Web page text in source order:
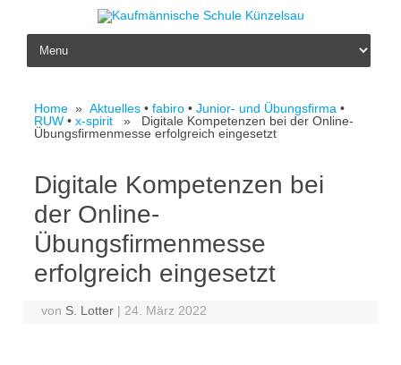
Skip to content
Home » Aktuelles • fabiro • Junior- und Übungsfirma •
RUW • x-spirit » Digitale Kompetenzen bei der Online-
Übungsfirmenmesse erfolgreich eingesetzt
Digitale Kompetenzen bei
der Online-
Übungsfirmenmesse
erfolgreich eingesetzt
von S. Lotter | 24. März 2022